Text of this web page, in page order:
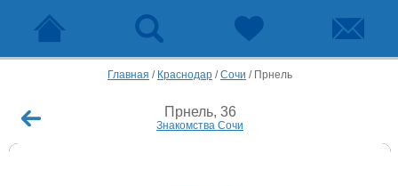
Главная / Краснодар /Сочи / Прнель
Прнель, 36
Знакомства Сочи